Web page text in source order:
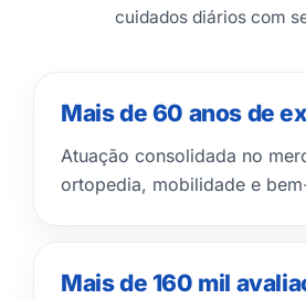
cuidados diários com
Mais de 60 anos de
Atuação consolidada no
ortopedia, mobilidade e
Mais de 160 mil